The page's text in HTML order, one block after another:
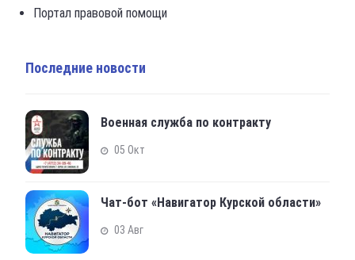
Портал правовой помощи
Последние новости
Военная служба по контракту
05 Окт
Чат-бот «Навигатор Курской области»
03 Авг